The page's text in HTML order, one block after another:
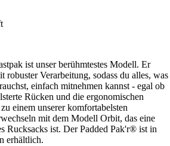
ist unser berühmtestes Modell. Er
Verarbeitung, sodass du alles, was
einfach mitnehmen kannst - egal ob
Rücken und die ergonomischen
einem unserer komfortabelsten
mit dem Modell Orbit, das eine
Rucksacks ist. Der Padded Pak'r® ist in
erhältlich.